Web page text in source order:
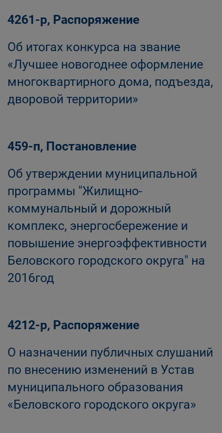
4261-р, Распоряжение
Об итогах конкурса на звание
«Лучшее новогоднее оформление
многоквартирного дома, подъезда,
дворовой территории»
459-п, Постановление
Об утверждении муниципальной
программы "Жилищно-
коммунальный и дорожный
комплекс, энергосбережение и
повышение энергоэффективности
Беловского городского округа" на
2016год
4212-р, Распоряжение
О назначении публичных слушаний
по внесению изменений в Устав
муниципального образования
«Беловского городского округа»